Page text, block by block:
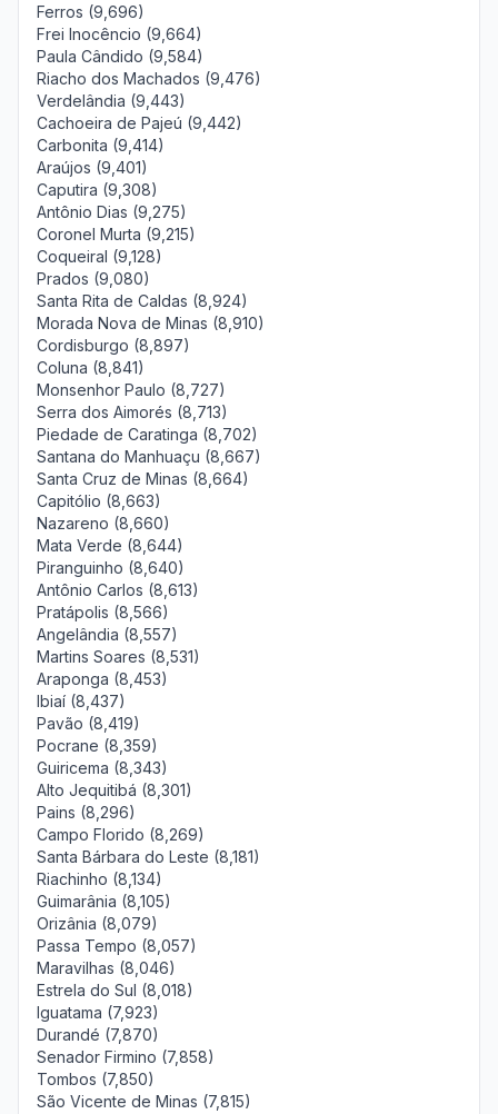
Ferros (9,696)
Frei Inocêncio (9,664)
Paula Cândido (9,584)
Riacho dos Machados (9,476)
Verdelândia (9,443)
Cachoeira de Pajeú (9,442)
Carbonita (9,414)
Araújos (9,401)
Caputira (9,308)
Antônio Dias (9,275)
Coronel Murta (9,215)
Coqueiral (9,128)
Prados (9,080)
Santa Rita de Caldas (8,924)
Morada Nova de Minas (8,910)
Cordisburgo (8,897)
Coluna (8,841)
Monsenhor Paulo (8,727)
Serra dos Aimorés (8,713)
Piedade de Caratinga (8,702)
Santana do Manhuaçu (8,667)
Santa Cruz de Minas (8,664)
Capitólio (8,663)
Nazareno (8,660)
Mata Verde (8,644)
Piranguinho (8,640)
Antônio Carlos (8,613)
Pratápolis (8,566)
Angelândia (8,557)
Martins Soares (8,531)
Araponga (8,453)
Ibiaí (8,437)
Pavão (8,419)
Pocrane (8,359)
Guiricema (8,343)
Alto Jequitibá (8,301)
Pains (8,296)
Campo Florido (8,269)
Santa Bárbara do Leste (8,181)
Riachinho (8,134)
Guimarânia (8,105)
Orizânia (8,079)
Passa Tempo (8,057)
Maravilhas (8,046)
Estrela do Sul (8,018)
Iguatama (7,923)
Durandé (7,870)
Senador Firmino (7,858)
Tombos (7,850)
São Vicente de Minas (7,815)